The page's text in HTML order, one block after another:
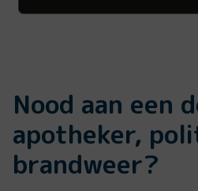
Nood aan een
apotheker,
brandweer?